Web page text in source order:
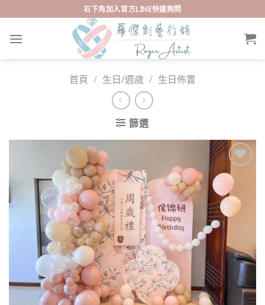
to
content
右下角加入官方LINE快速詢問
首頁 / 生日/週歲 / 生日佈置
篩選
Add to
wishlist